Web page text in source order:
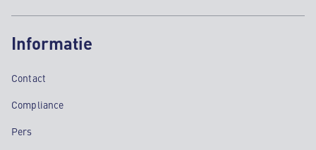
Informatie
Contact
Compliance
Pers